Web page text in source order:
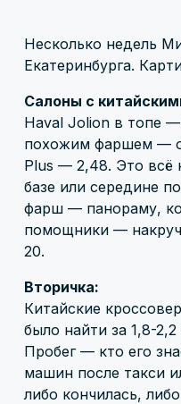
Несколько недель
Екатеринбурга.
Салоны с
Haval Jolion в топе
похожим фаршем —
Plus — 2,48. Это всё
базе или середине
фарш — панораму,
помощники —
20.
Вторичка:
Китайские
было найти за 1,8-
Пробег — кто его
машин после такси
либо кончилась,